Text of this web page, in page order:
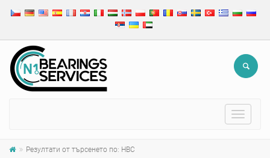
Toggle
Резултати от търсенето по: HBC